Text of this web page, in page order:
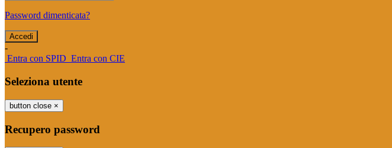
Password dimenticata?
-
Entra con SPID Entra con CIE
Seleziona utente
button close ×
Recupero password